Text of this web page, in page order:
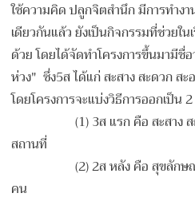
ใช้ความคิด ปลูกจิตสำนึก มีการทำง
เดียวกันแล้ว ยังเป็นกิจกรรมที่ช่วยใ
ด้วย โดยได้จัดทำโครงการขึ้นมามีชื่
ห่วง" ซึ่ง5ส ได้แก่ สะสาง สะดวก ส
โดยโครงการจะแบ่งวิธีการออกเป็น
(1) 3ส แรก คือ สะสา
สถานที่
(2) 2ส หลัง คือ สุขลั
คน